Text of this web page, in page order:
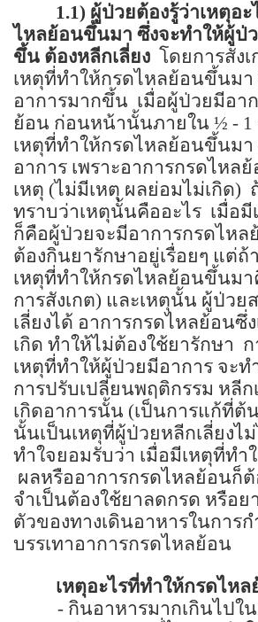
1.1) ผู้ป่วยต้องรู้ว่าเหตุอ
ไหลย้อนขึ้นมา ซึ่งจะทำให้ผู้ป่
ขึ้น ต้องหลีกเลี่ยง โดยการสัง
เหตุที่ทำให้กรดไหลย้อนขึ้นมา
อาการมากขึ้น เมื่อผู้ป่วยมีอา
ย้อน ก่อนหน้านั้นภายใน ½ -
เหตุที่ทำให้กรดไหลย้อนขึ้นมา
อาการ เพราะอาการกรดไหล
เหตุ (ไม่มีเหตุ ผลย่อมไม่เกิด)
ทราบว่าเหตุนั้นคืออะไร เมื่อมี
ก็คือผู้ป่วยจะมีอาการกรดไหล
ต้องกินยารักษาอยู่เรื่อยๆ แต่ถ้
เหตุที่ทำให้กรดไหลย้อนขึ้นมา
การสังเกต) และเหตุนั้น ผู้ป่วย
เลี่ยงได้ อาการกรดไหลย้อนซึ่
เกิด ทำให้ไม่ต้องใช้ยารักษา ก
เหตุที่ทำให้ผู้ป่วยมีอาการ จะท
การปรับเปลี่ยนพฤติกรรม หลีก
เกิดอาการนั้น (เป็นการแก้ที่ต้
นั้นเป็นเหตุที่ผู้ป่วยหลีกเลี่ยงไ
ทำใจยอมรับว่า เมื่อมีเหตุที่ทำ
ผลหรืออาการกรดไหลย้อนก็ต้
จำเป็นต้องใช้ยาลดกรด หรือย
ตัวของทางเดินอาหารในการ
บรรเทาอาการกรดไหลย้อน
เหตุอะไรที่ทำให้กรดไห
- กินอาหารมากเกินไปใ